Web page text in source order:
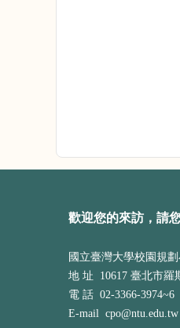
歡迎您的來訪，請
國立臺灣大學校園規劃
地 址 10617 臺北市羅
電 話 02-3366-3974~6
E-mail cpo@ntu.edu.tw